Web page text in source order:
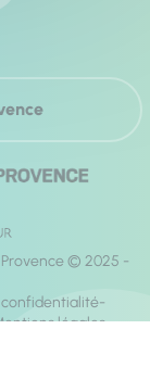
© 2025 -
confidentialité
légales